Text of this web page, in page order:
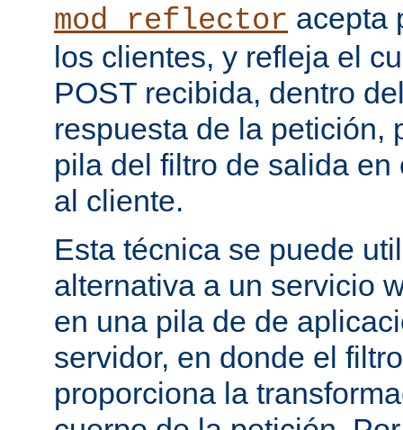
mod_reflector acepta
los clientes, y refleja el
POST recibida, dentro
respuesta de la petición,
pila del filtro de salida
al cliente.
Esta técnica se puede
alternativa a un servicio
en una pila de de
servidor, en donde el
proporciona la